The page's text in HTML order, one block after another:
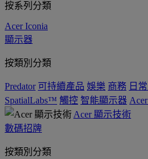
按系列分類
Acer Iconia
顯示器
按類別分類
Predator 可持續產品 娛樂 商務 日
SpatialLabs™ 觸控 智能顯示器
Acer 顯示技術
數碼招牌
按類別分類